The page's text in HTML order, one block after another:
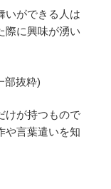
いができる人は
際に興味が湧い
部抜粋)
けが持つもので
や言葉遣いを知